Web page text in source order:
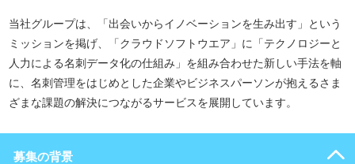
当社グループは、「出会いからイノベーションを生み出す」という
ミッションを掲げ、「クラウドソフトウエア」に「テクノロジーと
人力による名刺データ化の仕組み」を組み合わせた新しい手法を軸
に、名刺管理をはじめとした企業やビジネスパーソンが抱えるさま
ざまな課題の解決につながるサービスを展開しています。
募集の背景